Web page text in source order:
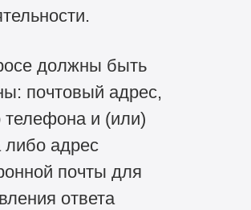
должны быть
почтовый адрес,
телефона и (или)
либо адрес
почты для
ответа